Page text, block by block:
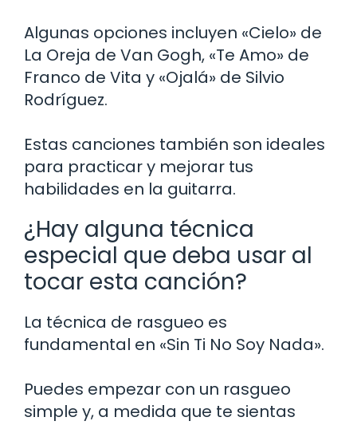
Algunas opciones incluyen «Cielo» de
La Oreja de Van Gogh, «Te Amo» de
Franco de Vita y «Ojalá» de Silvio
Rodríguez.
Estas canciones también son ideales
para practicar y mejorar tus
habilidades en la guitarra.
¿Hay alguna técnica
especial que deba usar al
tocar esta canción?
La técnica de rasgueo es
fundamental en «Sin Ti No Soy Nada».
Puedes empezar con un rasgueo
simple y, a medida que te sientas